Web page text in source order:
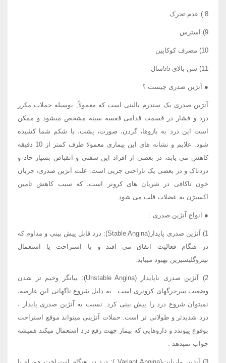
8 ) عدم تحرک
9) استرس
10) مصرف کوکایین
11) سن بالای 55سال
● آنژین صدری چیست ؟
آنژین صدری یک سندرم بالینی است که معمولاً; بوسیله حملات مکرر
درد و فشار در قسمت قدامی قفسه سینه مشخص میشود و ممکن
است این درد به بازوها، گردن، صورت، پشت، یا شکم شما کشیده
شود. علایم و نشانه های این بیماری معمولا ظرف کمتر از 10 دقیقه
کاهش می یابد، در بعضی از افراد این سفتی و انقباض بسیار حاد و
دردناک و در بعضی یک ناراحتی جزیی است. علت آنژین صدری، جریان
خون ناکافی در شریان های کرونر است، که سبب کاهش تامین
اکسیژن به عضلات قلب می شود.
● انواع آنژین صدری :
1) آنژین صدری پایدار(Stable Angina): درد قابل پیش بینی و مداوم که
در هنگام فعالیت اتفاق می افتد و با استراحت یا استعمال
نیتروگلیسیرین بهبود مییابد.
2) آنژین صدری ناپایدار (Unstable Angina): بیانگر وخیم تر شدن
وضعیت سرخرگهای کرونری است . به دلیل شروع ناگهانی این عارضه،
نمیتوان شروع درد را پیش بینی کرد. نسبت به آنژین صدری پایدار ،
درد شدیدتر و طولانی تر است. حملات آنژینی میتواند موقع استراحت
بوقوع پیوندد و داروهایی که بیمار جهت رفع درد استعمال میکند همیشه
جواب نمیدهد .